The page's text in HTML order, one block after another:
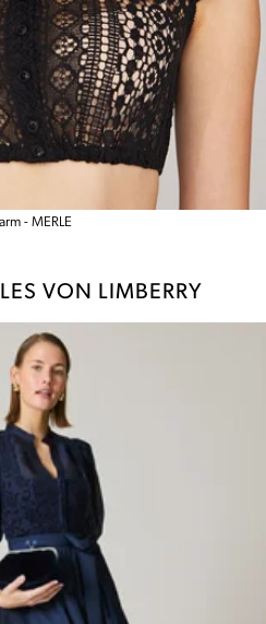
- MERLE
VON LIMBERRY